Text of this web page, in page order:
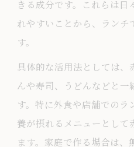
きる成分です。これらは日
れやすいことから、ランチ
す。
具体的な活用法としては、
んや寿司、うどんなどと一
す。特に外食や店舗での
養が摂れるメニューとして
ます。家庭で作る場合は、